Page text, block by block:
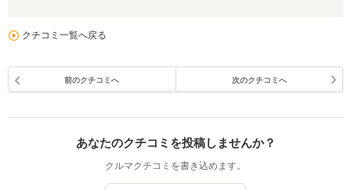
クチコミ一覧へ戻る
前のクチコミへ 次のクチコミへ
あなたのクチコミを投稿しませんか？
クルマクチコミを書き込めます。